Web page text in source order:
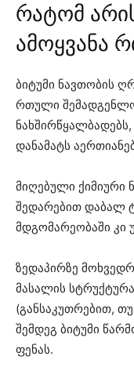
რატომ
ამოყვანა
ბიტუმი ნავთობის
რთული
ნახშირწყალბადებს,
დანამატს
მიღებული ქიმიური
შედარებით დაბალ
მდგომარეობაში კი
ზედაპირზე
მასალის
(განსაკუთრებით,
შემდეგ ბიტუმი
ფენას.